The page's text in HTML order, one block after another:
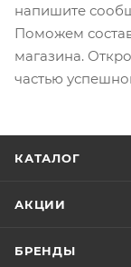
напишите
Поможем
магазина.
частью
КАТАЛОГ
АКЦИИ
БРЕНДЫ